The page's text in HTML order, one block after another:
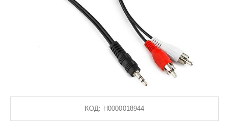
КОД: Н0000018944